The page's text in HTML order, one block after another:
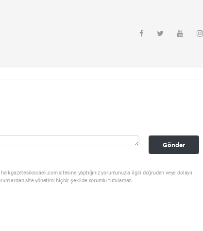
Gönder
sitesine yaptığınız yorumunuzla ilgili doğrudan veya dolaylı
site yönetimi hiçbir şekilde sorumlu tutulamaz.